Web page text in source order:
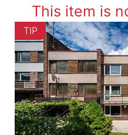
This item is
TIP